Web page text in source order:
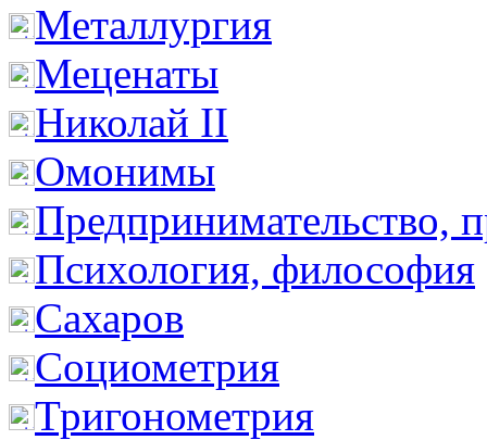
Металлургия
Меценаты
Николай II
Омонимы
Предпринимательство,
Психология, философия
Сахаров
Социометрия
Тригонометрия